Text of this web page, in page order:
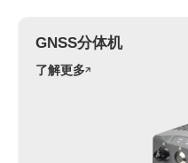
GNSS分体机
了解更多